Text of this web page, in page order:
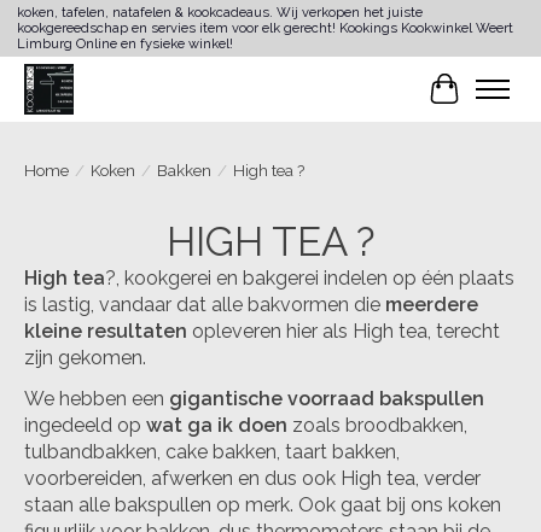
koken, tafelen, natafelen & kookcadeaus. Wij verkopen het juiste
kookgereedschap en servies item voor elk gerecht! Kookings Kookwinkel Weert
Limburg Online en fysieke winkel!
Home / Koken / Bakken / High tea ?
HIGH TEA ?
High tea?, kookgerei en bakgerei indelen op één plaats
is lastig, vandaar dat alle bakvormen die meerdere
kleine resultaten opleveren hier als High tea, terecht
zijn gekomen.
We hebben een gigantische voorraad bakspullen
ingedeeld op wat ga ik doen zoals broodbakken,
tulbandbakken, cake bakken, taart bakken,
voorbereiden, afwerken en dus ook High tea, verder
staan alle bakspullen op merk. Ook gaat bij ons koken